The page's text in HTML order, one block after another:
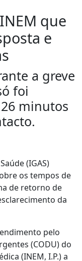
que
e
a greve
foi
minutos
(IGAS)
os tempos de
de retorno de
da
pelo
(CODU) do
(INEM, I.P.) a